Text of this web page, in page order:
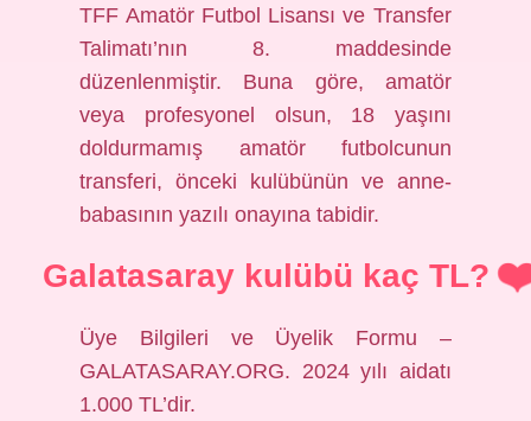
TFF Amatör Futbol Lisansı ve Transfer
Talimatı’nın 8. maddesinde
düzenlenmiştir. Buna göre, amatör
veya profesyonel olsun, 18 yaşını
doldurmamış amatör futbolcunun
transferi, önceki kulübünün ve anne-
babasının yazılı onayına tabidir.
Galatasaray kulübü kaç TL?
Üye Bilgileri ve Üyelik Formu –
GALATASARAY.ORG. 2024 yılı aidatı
1.000 TL’dir.